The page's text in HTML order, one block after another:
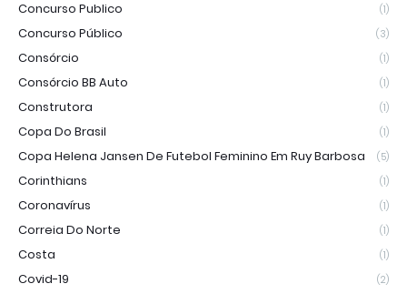
Concurso Publico (1)
Concurso Público (3)
Consórcio (1)
Consórcio BB Auto (1)
Construtora (1)
Copa Do Brasil (1)
Copa Helena Jansen De Futebol Feminino Em Ruy Barbosa (5)
Corinthians (1)
Coronavírus (1)
Correia Do Norte (1)
Costa (1)
Covid-19 (2)